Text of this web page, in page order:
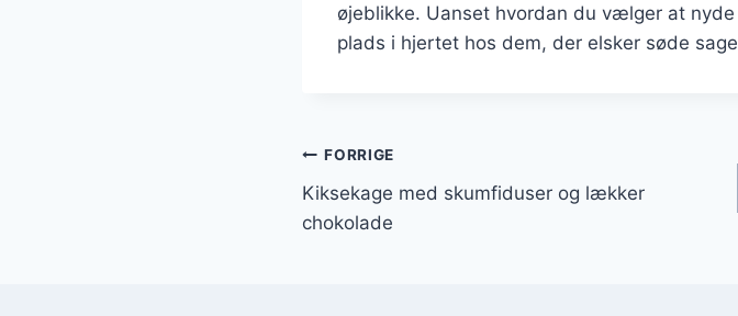
øjeblikke. Uanset hvordan du vælger at
plads i hjertet hos dem, der elsker søde
Indlægsnavigation
FORRIGE
Kiksekage med skumfiduser og lækker
chokolade